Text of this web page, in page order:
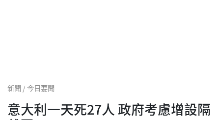
新聞 / 今日要聞
意大利一天死27人 政府考慮增設隔